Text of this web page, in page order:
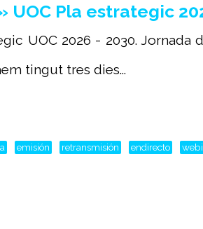
UOC Pla estrategic
UOC 2026 - 2030. Jornada
tingut tres dies...
emisión retransmisión endirecto